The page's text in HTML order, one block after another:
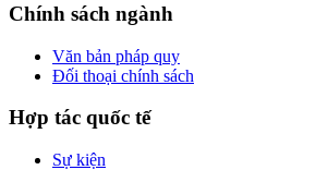
Chính sách ngành
Văn bản pháp quy
Đối thoại chính sách
Hợp tác quốc tế
Sự kiện